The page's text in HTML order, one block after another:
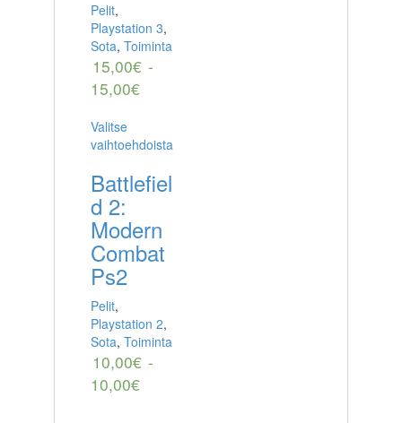
Pelit,
Playstation 3,
Sota, Toiminta
15,00€ -
15,00€
Valitse
vaihtoehdoista
Battlefiel
d 2:
Modern
Combat
Ps2
Pelit,
Playstation 2,
Sota, Toiminta
10,00€ -
10,00€